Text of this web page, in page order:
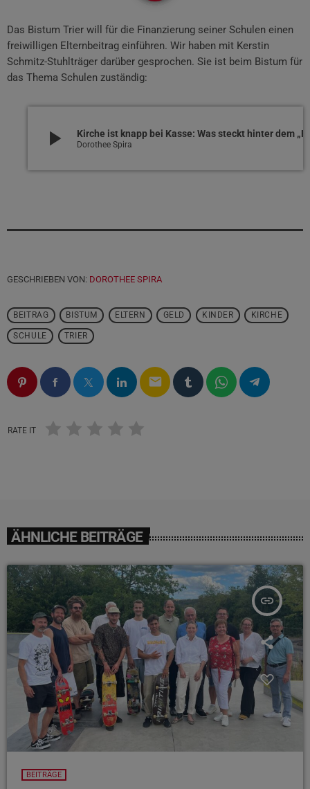
Das Bistum Trier will für die Finanzierung seiner Schulen einen
freiwilligen Elternbeitrag einführen. Wir haben mit Kerstin
Schmitz-Stuhlträger darüber gesprochen. Sie ist beim Bistum für
das Thema Schulen zuständig:
play_arrow Dorothee Spira
GESCHRIEBEN VON: DOROTHEE SPIRA
BEITRAG BISTUM ELTERN GELD KINDER KIRCHE
SCHULE TRIER
email
RATE IT
ÄHNLICHE BEITRÄGE
insert_link
BEITRÄGE